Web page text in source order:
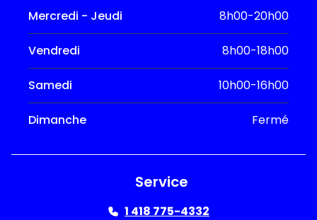
Mercredi - Jeudi 8h00-20h00
Vendredi 8h00-18h00
Samedi 10h00-16h00
Dimanche Fermé
Service
1 418 775-4332